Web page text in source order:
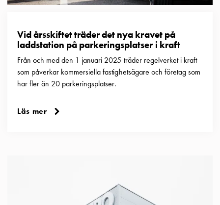
Vid årsskiftet träder det nya kravet på
laddstation på parkeringsplatser i kraft
Från och med den 1 januari 2025 träder regelverket i kraft
som påverkar kommersiella fastighetsägare och företag som
har fler än 20 parkeringsplatser.
Läs mer